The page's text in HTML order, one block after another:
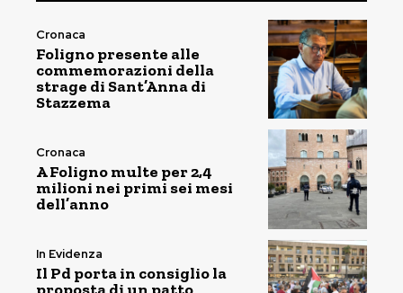
Cronaca
Foligno presente alle
commemorazioni della
strage di Sant’Anna di
Stazzema
Cronaca
A Foligno multe per 2,4
milioni nei primi sei mesi
dell’anno
In Evidenza
Il Pd porta in consiglio la